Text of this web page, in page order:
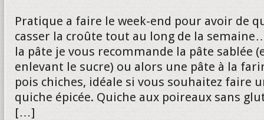
Pratique a faire le week-end pour avoir de
casser la croûte tout au long de la
la pâte je vous recommande la pâte sablée
enlevant le sucre) ou alors une pâte à la
pois chiches, idéale si vous souhaitez faire
quiche épicée. Quiche aux poireaux sans
[…]